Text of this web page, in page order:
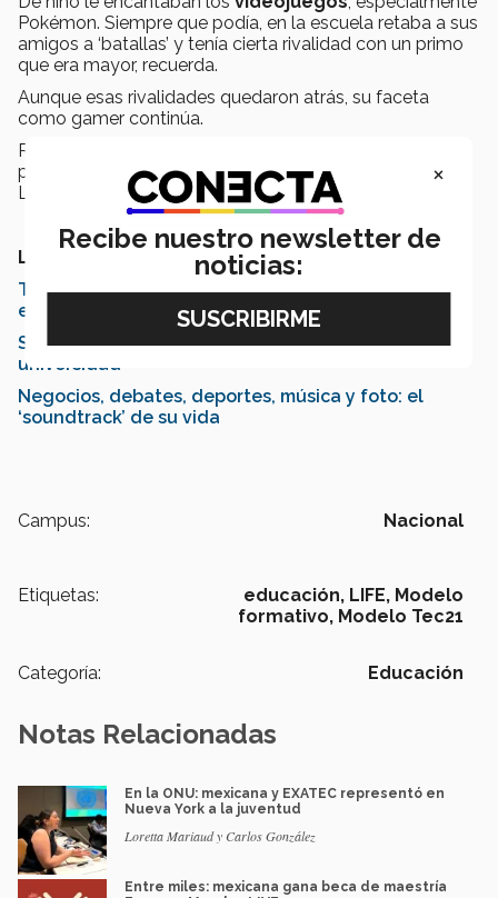
Pokémon. Siempre que podía, en la escuela retaba a sus
amigos a ‘batallas’ y tenía cierta rivalidad con un primo
que era mayor, recuerda.
Aunque esas rivalidades quedaron atrás, su faceta
como gamer continúa.
Recientemente fue uno de los participantes en la
primera edición delBorregos eSports Cup
del juego
League of Legends.
LEE también:
Tec de Monterrey reinventa su experiencia
estudiantil; presenta "LiFE"
Saxofón, tenis e ingeniería: así vive Jessica la
universidad
Negocios, debates, deportes, música y foto: el
‘soundtrack’ de su vida
Campus: Nacional
Etiquetas: educación, LIFE, Modelo
formativo, Modelo Tec21
Categoría: Educación
Notas Relacionadas
En la ONU: mexicana y EXATEC representó en
Nueva York a la juventud
Loretta Mariaud y Carlos González
Entre miles: mexicana gana beca de maestría
×
Recibe nuestro newsletter de
noticias: